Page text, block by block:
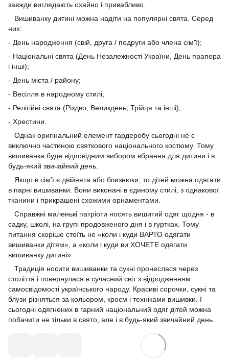
завжди виглядають охайно і привабливо.
Вишиванку дитині можна надіти на популярні свята. Серед
них:
- День народження (свій, друга / подруги або члена сім'ї);
- Національні свята (День Незалежності України, День прапора
і інші);
- День міста / району;
- Весілля в народному стилі;
- Релігійні свята (Різдво, Великдень, Трійця та інші);
- Хрестини.
Однак оригінальний елемент гардеробу сьогодні не є
виключно частиною святкового національного костюму. Тому
вишиванка буде відповідним вибором вбрання для дитини і в
будь-який звичайний день.
Якщо в сім'ї є двійнята або близнюки, то дітей можна одягати
в парні вишиванки. Вони виконані в єдиному стилі, з однакової
тканини і прикрашені схожими орнаментами.
Справжні маленькі патріоти носять вишитий одяг щодня - в
садку, школі, на групі продовженого дня і в гуртках. Тому
питання скоріше стоїть не «коли і куди ВАРТО одягати
вишиванки дітям», а «коли і куди ви ХОЧЕТЕ одягати
вишиванку дитині».
Традиція носити вишиванки та сукні пронеслася через
століття і повернулася в сучасний світ з відродженням
самосвідомості українського народу. Красиві сорочки, сукні та
блузи різняться за кольором, кроєм і техніками вишивки. І
сьогодні одягнених в гарний національний одяг дітей можна
побачити не тільки в свято, але і в будь-який звичайний день.